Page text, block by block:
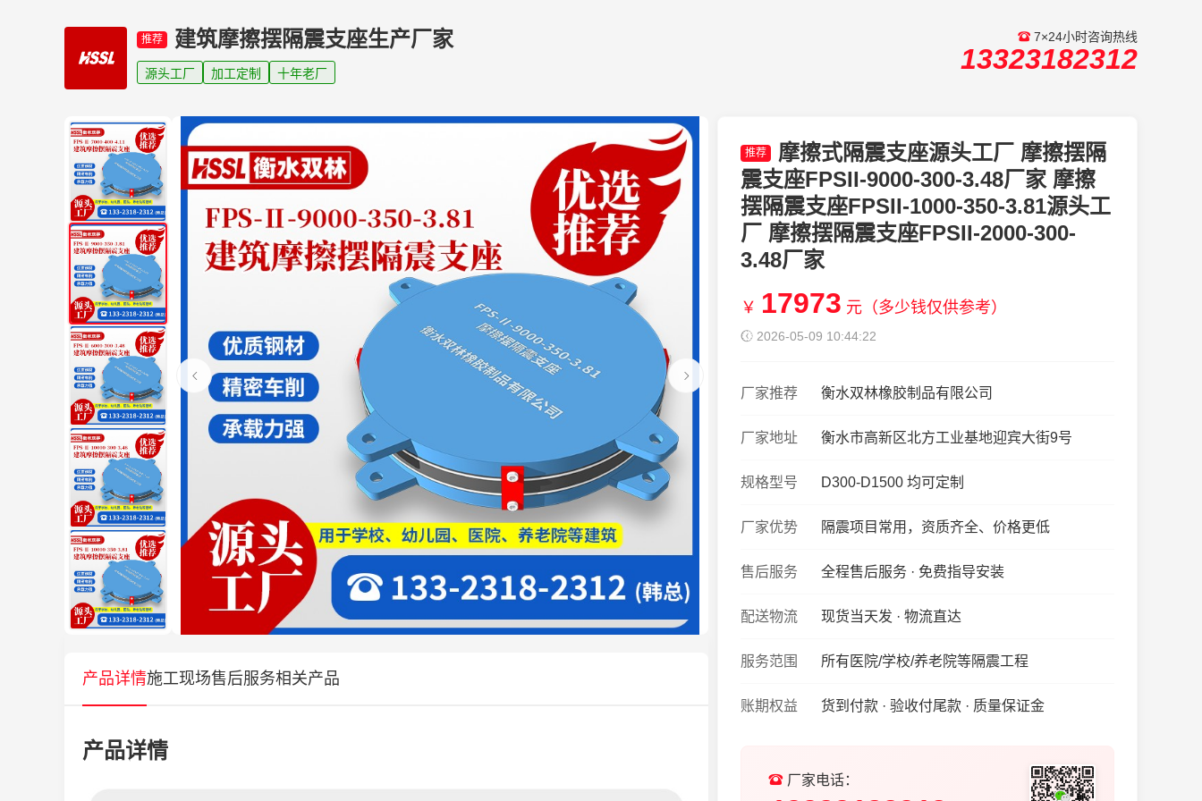
推荐 建筑摩擦摆隔震支座生产厂家
源头工厂 加工定制 十年老厂
7×24小时咨询热线
13323182312
推荐
摩擦式隔震支座源头工厂 摩擦摆隔
震支座FPSII-9000-300-3.48厂家 摩擦
摆隔震支座FPSII-1000-350-3.81源头工
厂 摩擦摆隔震支座FPSII-2000-300-
3.48厂家
￥ 17973 元（多少钱仅供参考）
2026-05-09 10:44:22
厂家推荐 衡水双林橡胶制品有限公司
厂家地址 衡水市高新区北方工业基地迎宾大街9号
规格型号 D300-D1500 均可定制
厂家优势 隔震项目常用，资质齐全、价格更低
售后服务 全程售后服务 · 免费指导安装
配送物流 现货当天发 · 物流直达
服务范围 所有医院/学校/养老院等隔震工程
账期权益 货到付款 · 验收付尾款 · 质量保证金
厂家电话：
产品详情施工现场售后服务相关产品
产品详情